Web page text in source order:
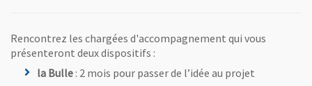
Rencontrez les chargées d'accompagnement qui vous
présenteront deux dispositifs :
la Bulle : 2 mois pour passer de l’idée au projet